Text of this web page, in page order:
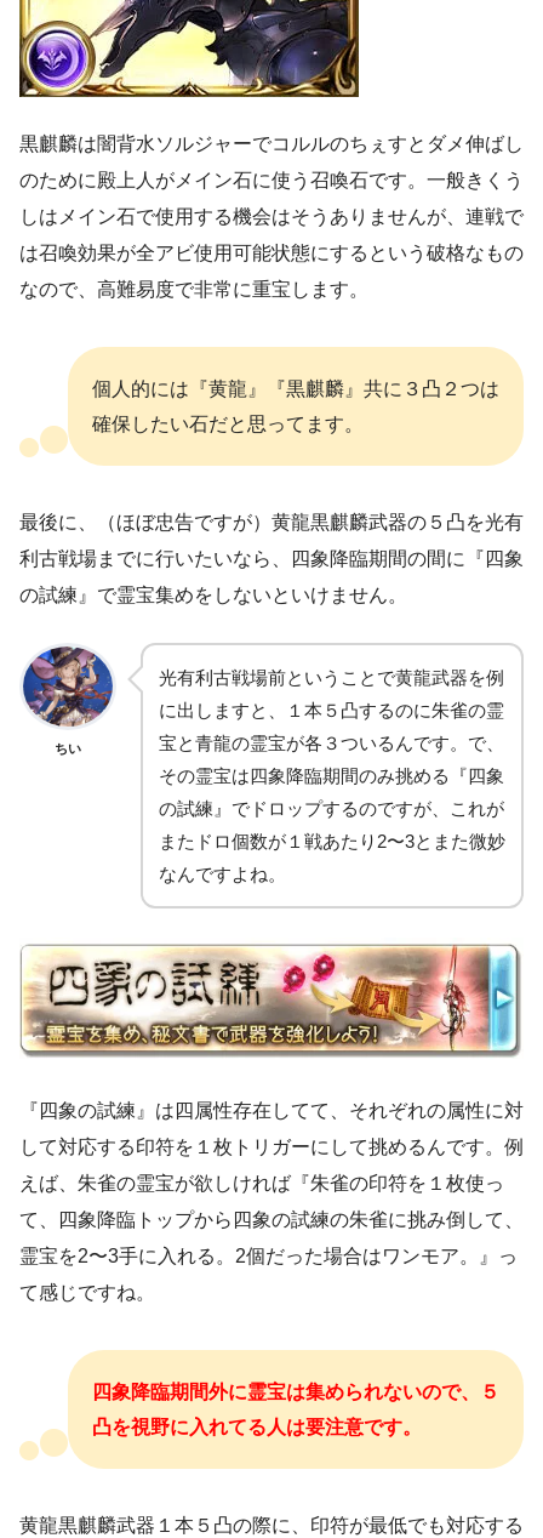
黒麒麟は闇背水ソルジャーでコルルのちぇすとダメ伸ばし
のために殿上人がメイン石に使う召喚石です。一般きくう
しはメイン石で使用する機会はそうありませんが、連戦で
は召喚効果が全アビ使用可能状態にするという破格なもの
なので、高難易度で非常に重宝します。
個人的には『黄龍』『黒麒麟』共に３凸２つは
確保したい石だと思ってます。
最後に、（ほぼ忠告ですが）黄龍黒麒麟武器の５凸を光有
利古戦場までに行いたいなら、四象降臨期間の間に『四象
の試練』で霊宝集めをしないといけません。
ちい
光有利古戦場前ということで黄龍武器を例
に出しますと、１本５凸するのに朱雀の霊
宝と青龍の霊宝が各３ついるんです。で、
その霊宝は四象降臨期間のみ挑める『四象
の試練』でドロップするのですが、これが
またドロ個数が１戦あたり2〜3とまた微妙
なんですよね。
『四象の試練』は四属性存在してて、それぞれの属性に対
して対応する印符を１枚トリガーにして挑めるんです。例
えば、朱雀の霊宝が欲しければ『朱雀の印符を１枚使っ
て、四象降臨トップから四象の試練の朱雀に挑み倒して、
霊宝を2〜3手に入れる。2個だった場合はワンモア。』っ
て感じですね。
四象降臨期間外に霊宝は集められないので、５
凸を視野に入れてる人は要注意です。
黄龍黒麒麟武器１本５凸の際に、印符が最低でも対応する